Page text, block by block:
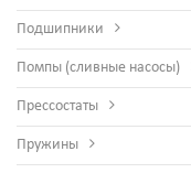
Подшипники
Помпы (сливные насосы)
Прессостаты
Пружины